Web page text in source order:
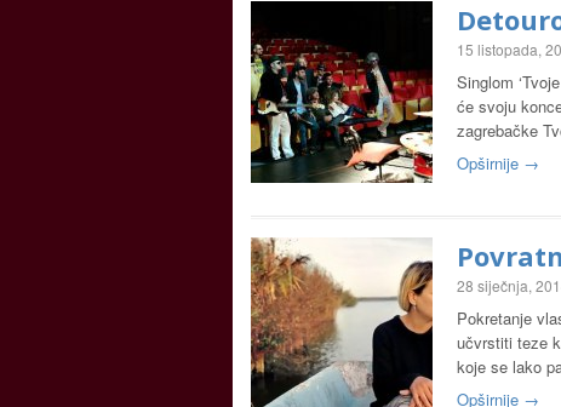
15 listopada,
Singlom
će svoju
zagrebačke
Opširnije →
28 siječnja,
Pokretanje
učvrstiti teze
koje se lako
Opširnije →